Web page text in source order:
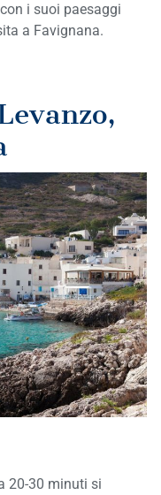
i suoi paesaggi
a Favignana.
20-30 minuti si